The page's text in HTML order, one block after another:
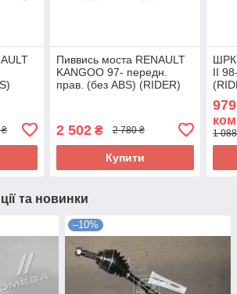
₴
Пиввись моста RENAULT
KANGOO 97- передн.
прав. (без ABS) (RIDER)
2 502₴ 2 780 ₴
Купити
II
1
та новинки
–10%